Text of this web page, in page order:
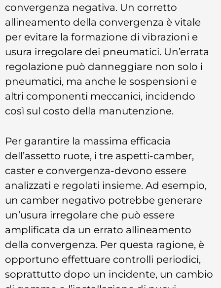
convergenza negativa. Un corretto
allineamento della convergenza è vitale
per evitare la formazione di vibrazioni e
usura irregolare dei pneumatici. Un’errata
regolazione può danneggiare non solo i
pneumatici, ma anche le sospensioni e
altri componenti meccanici, incidendo
così sul costo della manutenzione.
Per garantire la massima efficacia
dell’assetto ruote, i tre aspetti-camber,
caster e convergenza-devono essere
analizzati e regolati insieme. Ad esempio,
un camber negativo potrebbe generare
un’usura irregolare che può essere
amplificata da un errato allineamento
della convergenza. Per questa ragione, è
opportuno effettuare controlli periodici,
soprattutto dopo un incidente, un cambio